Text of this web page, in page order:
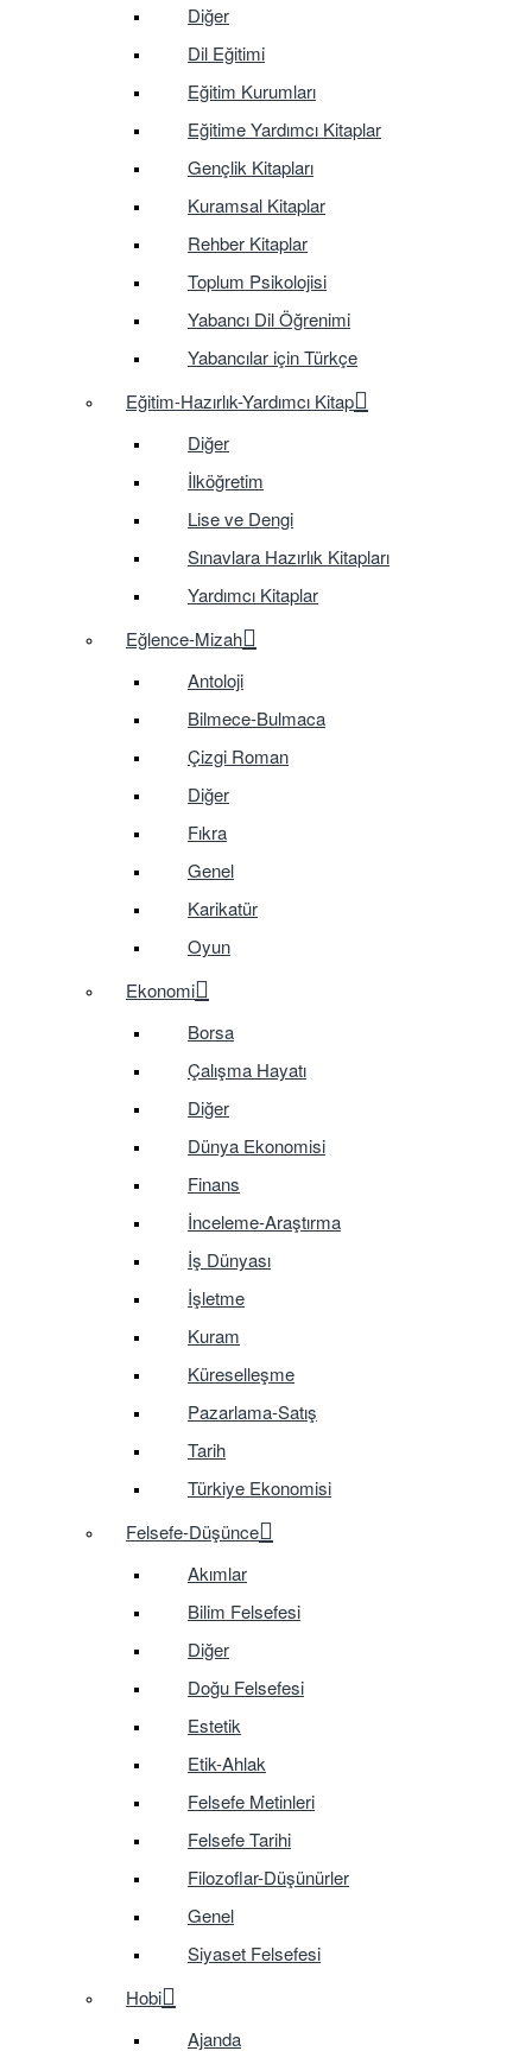
Diğer
Dil Eğitimi
Eğitim Kurumları
Eğitime Yardımcı Kitaplar
Gençlik Kitapları
Kuramsal Kitaplar
Rehber Kitaplar
Toplum Psikolojisi
Yabancı Dil Öğrenimi
Yabancılar için Türkçe
Eğitim-Hazırlık-Yardımcı Kitap
Diğer
İlköğretim
Lise ve Dengi
Sınavlara Hazırlık Kitapları
Yardımcı Kitaplar
Eğlence-Mizah
Antoloji
Bilmece-Bulmaca
Çizgi Roman
Diğer
Fıkra
Genel
Karikatür
Oyun
Ekonomi
Borsa
Çalışma Hayatı
Diğer
Dünya Ekonomisi
Finans
İnceleme-Araştırma
İş Dünyası
İşletme
Kuram
Küreselleşme
Pazarlama-Satış
Tarih
Türkiye Ekonomisi
Felsefe-Düşünce
Akımlar
Bilim Felsefesi
Diğer
Doğu Felsefesi
Estetik
Etik-Ahlak
Felsefe Metinleri
Felsefe Tarihi
Filozoflar-Düşünürler
Genel
Siyaset Felsefesi
Hobi
Ajanda